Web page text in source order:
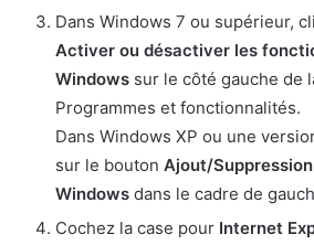
Dans Windows 7 ou supérieur,
Activer ou désactiver les
Windows sur le côté gauche de
Programmes et fonctionnalités.
Dans Windows XP ou une
sur le bouton Ajout/
Windows dans le cadre de
Cochez la case pour Internet